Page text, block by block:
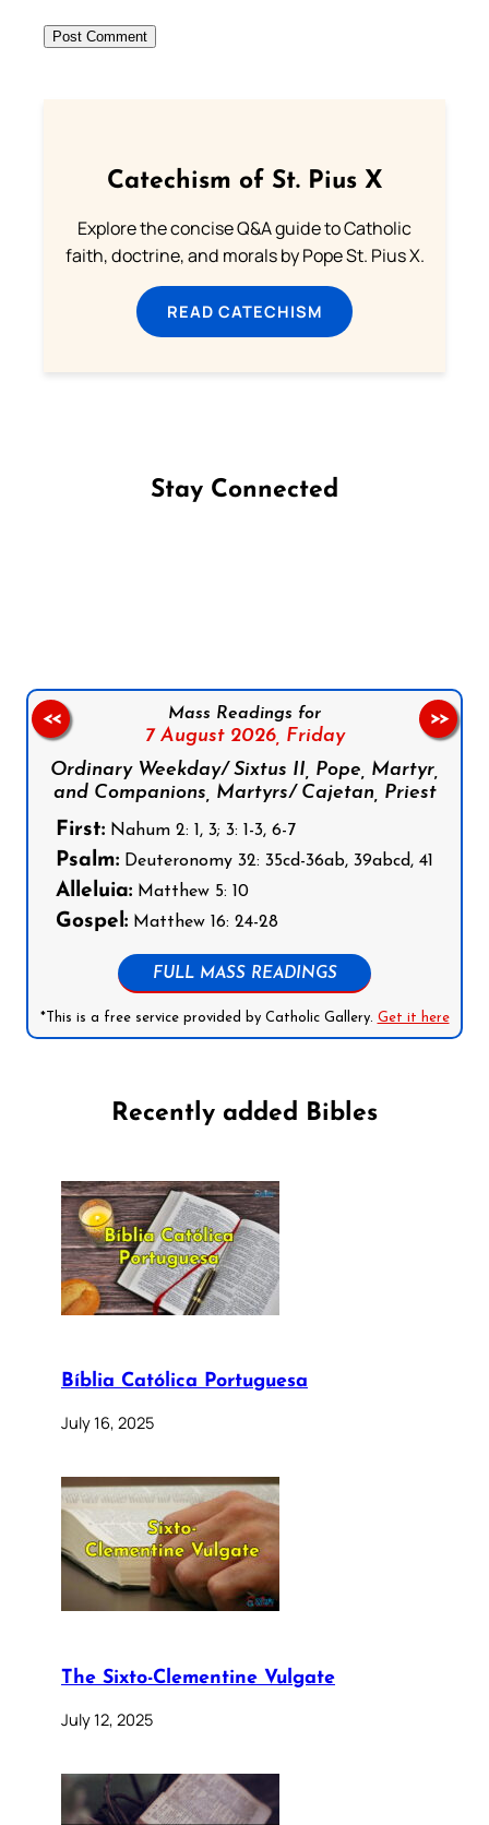
Catechism of St. Pius X
Explore the concise Q&A guide to Catholic
faith, doctrine, and morals by Pope St. Pius X.
READ CATECHISM
Stay Connected
Mass Readings for
7 August 2026, Friday
Ordinary Weekday/ Sixtus II, Pope, Martyr,
and Companions, Martyrs/ Cajetan, Priest
First: Nahum 2: 1, 3; 3: 1-3, 6-7
Psalm: Deuteronomy 32: 35cd-36ab, 39abcd, 41
Alleluia: Matthew 5: 10
Gospel: Matthew 16: 24-28
FULL MASS READINGS
*This is a free service provided by Catholic Gallery. Get it here
<< >>
Recently added Bibles
Bíblia Católica Portuguesa
July 16, 2025
The Sixto-Clementine Vulgate
July 12, 2025